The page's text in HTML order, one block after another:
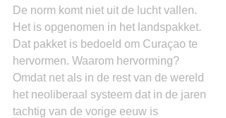
De norm komt niet uit de lucht vallen.
Het is opgenomen in het landspakket.
Dat pakket is bedoeld om Curaçao te
hervormen. Waarom hervorming?
Omdat net als in de rest van de wereld
het neoliberaal systeem dat in de jaren
tachtig van de vorige eeuw is